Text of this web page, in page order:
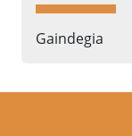
Gaindegia